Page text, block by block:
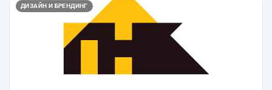
ДИЗАЙН И БРЕНДИНГ